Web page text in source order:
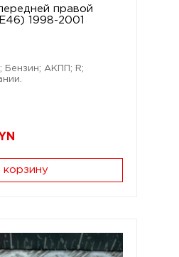
правой
1998-2001
Бензин; АКПП; R;
корзину